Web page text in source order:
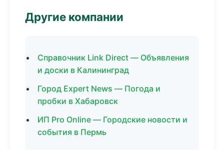
Другие компании
Справочник Link Direct — Объявления
и доски в Калининград
Город Expert News — Погода и
пробки в Хабаровск
ИП Pro Online — Городские новости и
события в Пермь